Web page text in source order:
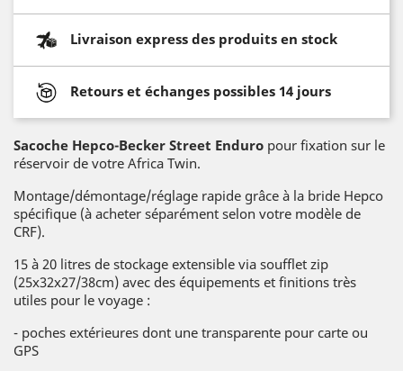
Livraison express des produits en stock
Retours et échanges possibles 14 jours
Sacoche Hepco-Becker Street Enduro pour fixation sur le
réservoir de votre Africa Twin.
Montage/démontage/réglage rapide grâce à la bride Hepco
spécifique (à acheter séparément selon votre modèle de
CRF).
15 à 20 litres de stockage extensible via soufflet zip
(25x32x27/38cm) avec des équipements et finitions très
utiles pour le voyage :
- poches extérieures dont une transparente pour carte ou
GPS